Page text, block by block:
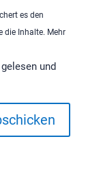
es den
die Inhalte. Mehr
gelesen und